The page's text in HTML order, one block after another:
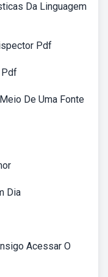
Da Linguagem
Pdf
Pdf
De Uma Fonte
Dia
Acessar O